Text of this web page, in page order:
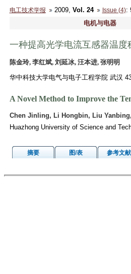
电工技术学报 2009, Vol. 24 Issue (4):
电机与电器
一种提高光学电流互感器温度
陈金玲, 李红斌, 刘延冰, 汪本进, 张明明
华中科技大学电气与电子工程学院 武汉
A Novel Method to Improve the
Chen Jinling, Li Hongbin, Liu
Huazhong University of Science and
摘要 图/表 参考文献